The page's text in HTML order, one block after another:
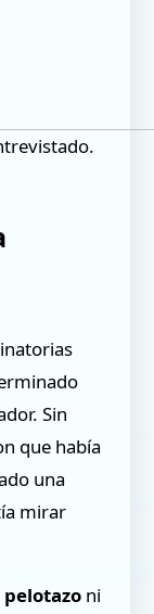
Sin
que había
una
mirar
pelotazo ni